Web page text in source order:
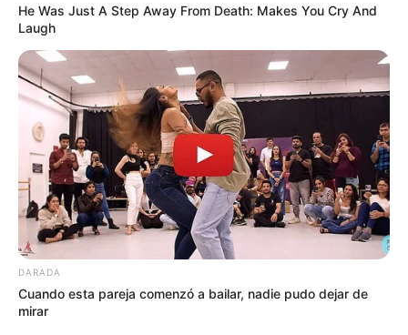
He Was Just A Step Away From Death: Makes You Cry And
Laugh
DARADA
Cuando esta pareja comenzó a bailar, nadie pudo dejar de
mirar